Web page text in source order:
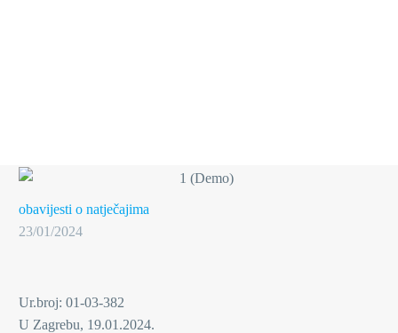
obavijesti o natječajima
23/01/2024
Ur.broj: 01-03-382
U Zagrebu, 19.01.2024.